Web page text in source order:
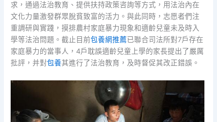
求，通過法治教育、提供扶持政策咨詢等方式，用法治內在
文化力量激發群眾脫貧致富的活力。與此同時，志愿者們注
重調研與實踐，摸排農村家庭暴力現象和適齡兒童未及時入
學等法治問題。截止目前包養網推薦已聯合司法所對7戶存在
家庭暴力的當事人，4戶耽誤適齡兒童上學的家長提出了嚴厲
批評，并對包養其進行了法治教育，及時督促其改正錯誤。